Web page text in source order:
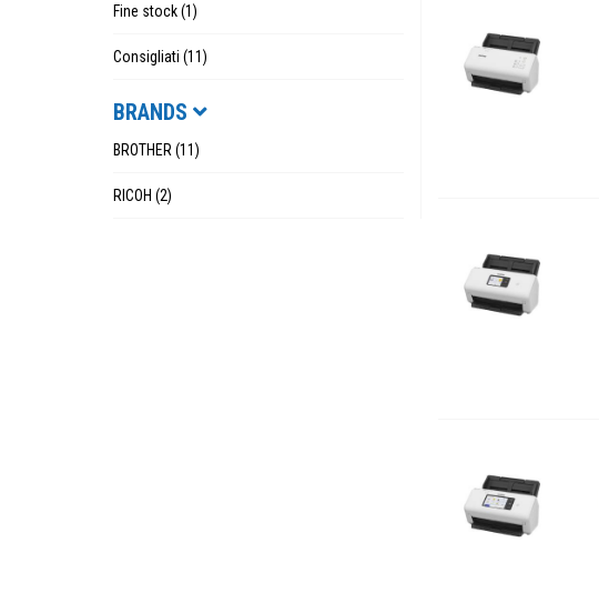
Fine stock (1)
Consigliati (11)
BRANDS
BROTHER (11)
RICOH (2)